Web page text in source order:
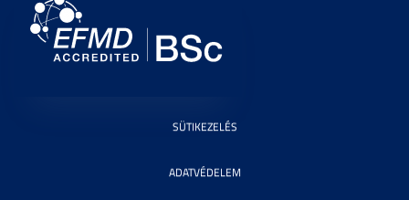
SÜTIKEZELÉS
ADATVÉDELEM